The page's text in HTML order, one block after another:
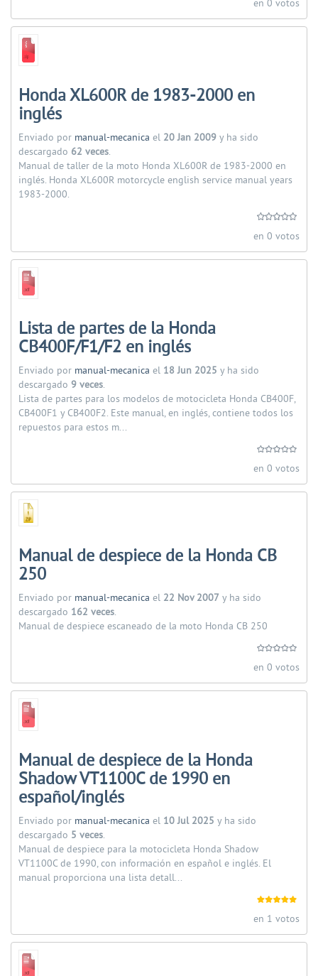
en 0 votos
Honda XL600R de 1983-2000 en
inglés
Enviado por manual-mecanica el 20 Jan 2009 y ha sido
descargado 62 veces.
Manual de taller de la moto Honda XL600R de 1983-2000 en
inglés. Honda XL600R motorcycle english service manual years
1983-2000.
en 0 votos
Lista de partes de la Honda
CB400F/F1/F2 en inglés
Enviado por manual-mecanica el 18 Jun 2025 y ha sido
descargado 9 veces.
Lista de partes para los modelos de motocicleta Honda CB400F,
CB400F1 y CB400F2. Este manual, en inglés, contiene todos los
repuestos para estos m...
en 0 votos
Manual de despiece de la Honda CB
250
Enviado por manual-mecanica el 22 Nov 2007 y ha sido
descargado 162 veces.
Manual de despiece escaneado de la moto Honda CB 250
en 0 votos
Manual de despiece de la Honda
Shadow VT1100C de 1990 en
español/inglés
Enviado por manual-mecanica el 10 Jul 2025 y ha sido
descargado 5 veces.
Manual de despiece para la motocicleta Honda Shadow
VT1100C de 1990, con información en español e inglés. El
manual proporciona una lista detall...
en 1 votos